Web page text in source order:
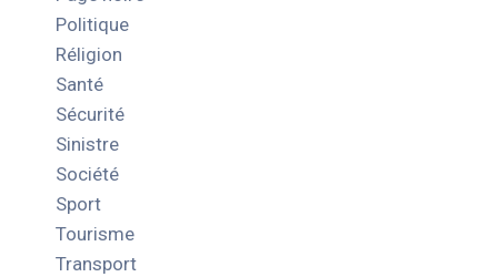
Politique
Réligion
Santé
Sécurité
Sinistre
Société
Sport
Tourisme
Transport